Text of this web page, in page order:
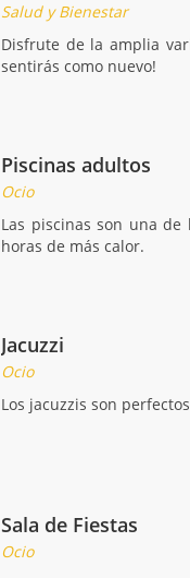
Salud y Bienestar
Disfrute de la amplia
sentirás como nuevo!
Piscinas adultos
Ocio
Las piscinas son una
horas de más calor.
Jacuzzi
Ocio
Los jacuzzis son
Sala de Fiestas
Ocio